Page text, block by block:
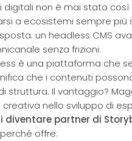
non è mai stato
a ecosistemi sempre più
un headless CMS
senza frizioni.
è una piattaforma che
che i contenuti
struttura. Il vantaggio?
nello sviluppo di
diventare partner di
offre: